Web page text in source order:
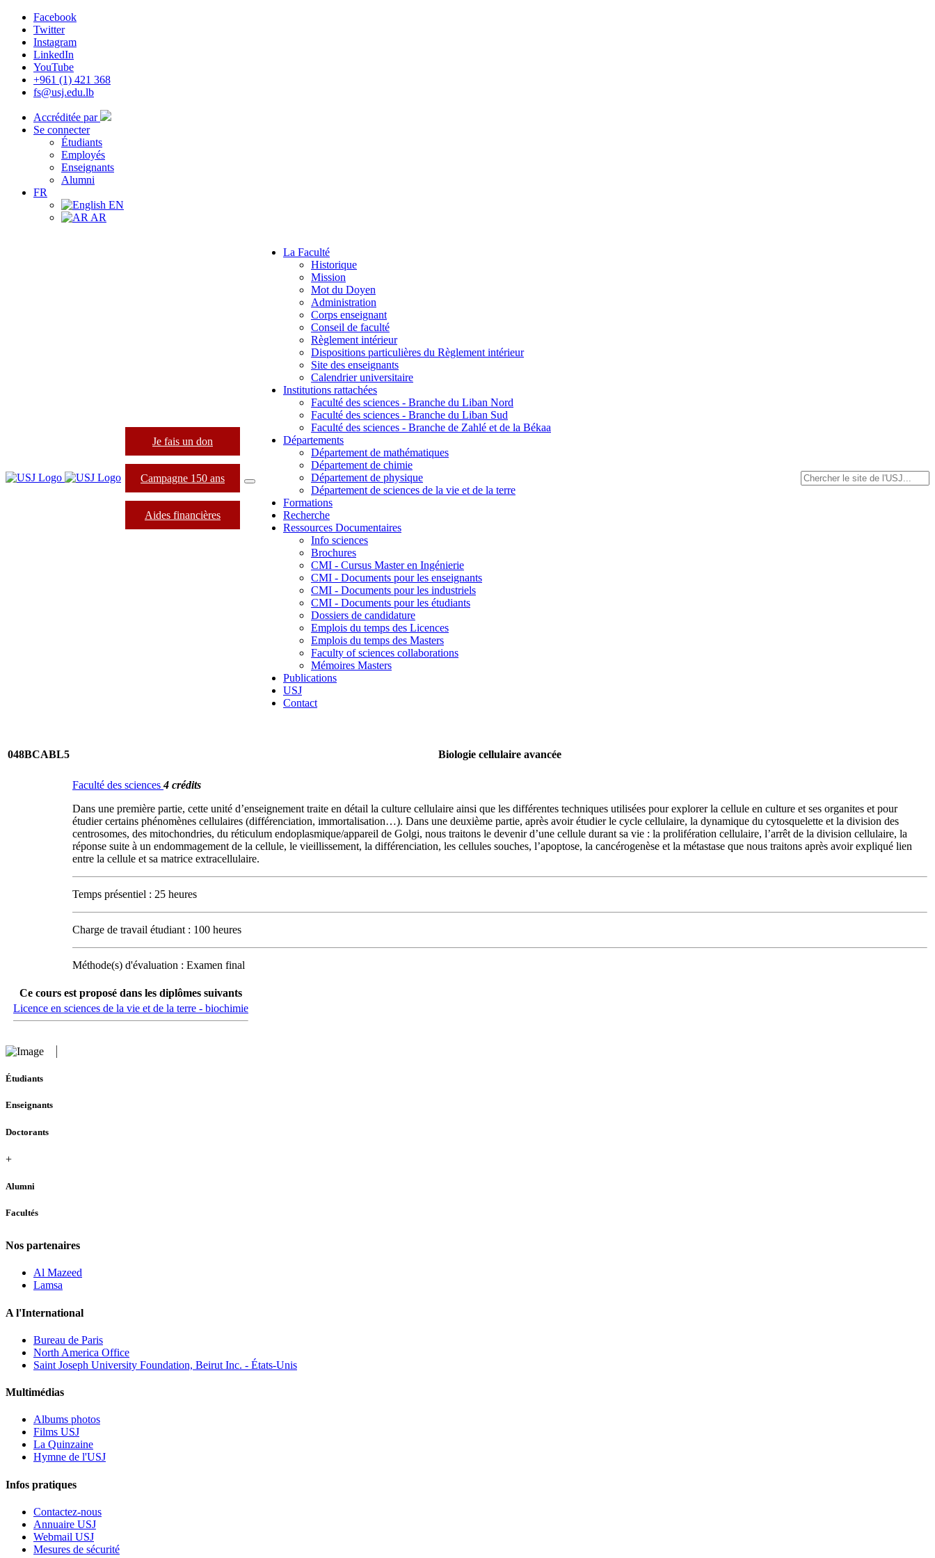
Facebook
Twitter
Instagram
LinkedIn
YouTube
+961 (1) 421 368
fs@usj.edu.lb
Accréditée par
Se connecter
Étudiants
Employés
Enseignants
Alumni
FR
EN
AR
Je fais un don
Campagne 150 ans
Aides financières
La Faculté
Historique
Mission
Mot du Doyen
Administration
Corps enseignant
Conseil de faculté
Règlement intérieur
Dispositions particulières du Règlement intérieur
Site des enseignants
Calendrier universitaire
Institutions rattachées
Faculté des sciences - Branche du Liban Nord
Faculté des sciences - Branche du Liban Sud
Faculté des sciences - Branche de Zahlé et de la Békaa
Départements
Département de mathématiques
Département de chimie
Département de physique
Département de sciences de la vie et de la terre
Formations
Recherche
Ressources Documentaires
Info sciences
Brochures
CMI - Cursus Master en Ingénierie
CMI - Documents pour les enseignants
CMI - Documents pour les industriels
CMI - Documents pour les étudiants
Dossiers de candidature
Emplois du temps des Licences
Emplois du temps des Masters
Faculty of sciences collaborations
Mémoires Masters
Publications
USJ
Contact
048BCABL5 Biologie cellulaire avancée
Faculté des sciences4 crédits
Dans une première partie, cette unité d’enseignement traite en détail la culture cellulaire ainsi que les différentes techniques utilisées pour explorer la cellule en culture et ses organites et pour
étudier certains phénomènes cellulaires (différenciation, immortalisation…). Dans une deuxième partie, après avoir étudier le cycle cellulaire, la dynamique du cytosquelette et la division des
centrosomes, des mitochondries, du réticulum endoplasmique/appareil de Golgi, nous traitons le devenir d’une cellule durant sa vie : la prolifération cellulaire, l’arrêt de la division cellulaire, la
réponse suite à un endommagement de la cellule, le vieillissement, la différenciation, les cellules souches, l’apoptose, la cancérogenèse et la métastase que nous traitons après avoir expliqué lien
entre la cellule et sa matrice extracellulaire.
Temps présentiel : 25 heures
Charge de travail étudiant : 100 heures
Méthode(s) d'évaluation : Examen final
Ce cours est proposé dans les diplômes suivants
Licence en sciences de la vie et de la terre - biochimie
Étudiants
Enseignants
Doctorants
+
Alumni
Facultés
Nos partenaires
Al Mazeed
Lamsa
A l'International
Bureau de Paris
North America Office
Saint Joseph University Foundation, Beirut Inc. - États-Unis
Multimédias
Albums photos
Films USJ
La Quinzaine
Hymne de l'USJ
Infos pratiques
Contactez-nous
Annuaire USJ
Webmail USJ
Mesures de sécurité